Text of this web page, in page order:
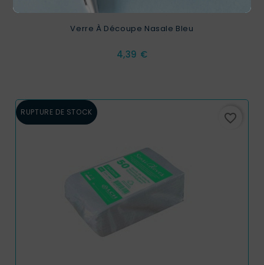
Verre À Découpe Nasale Bleu
Prix
4,39 €
RUPTURE DE STOCK favorite_border